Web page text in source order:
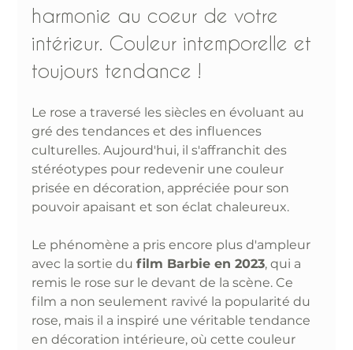
harmonie au coeur de votre
intérieur. Couleur intemporelle et
toujours tendance !
Le rose a traversé les siècles en évoluant au
gré des tendances et des influences
culturelles. Aujourd'hui, il s'affranchit des
stéréotypes pour redevenir une couleur
prisée en décoration, appréciée pour son
pouvoir apaisant et son éclat chaleureux.
Le phénomène a pris encore plus d'ampleur
avec la sortie du film Barbie en 2023, qui a
remis le rose sur le devant de la scène. Ce
film a non seulement ravivé la popularité du
rose, mais il a inspiré une véritable tendance
en décoration intérieure, où cette couleur